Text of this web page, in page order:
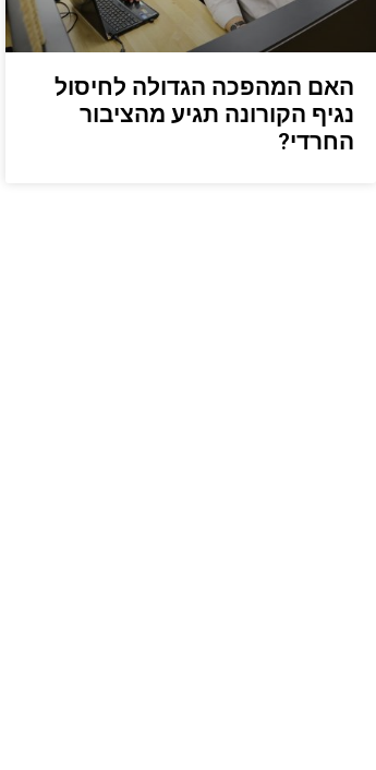
האם המהפכה הגדולה לחיסול
נגיף הקורונה תגיע מהציבור
החרדי?